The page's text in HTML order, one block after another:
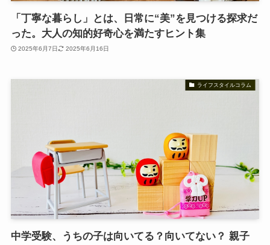
「丁寧な暮らし」とは、日常に“美”を見つける探求だ
った。大人の知的好奇心を満たすヒント集
2025年6月7日 2025年6月16日
ライフスタイルコラム
中学受験、うちの子は向いてる？向いてない？ 親子